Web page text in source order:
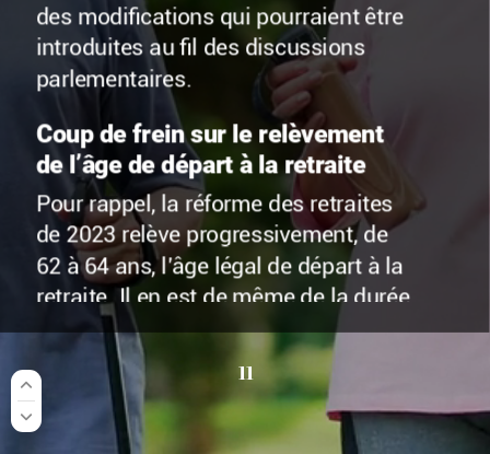
des modifications qui pourraient être
introduites au fil des discussions
parlementaires.
Coup de frein sur le relèvement
de l’âge de départ à la retraite
Pour rappel, la réforme des retraites
de 2023 relève progressivement, de
62 à 64 ans, l’âge légal de départ à la
retraite. Il en est de même de la durée
d’assurance requise pour obtenir une
pension de taux plein
celle-ci est progressivement relevée
168 à 172 trimestres 43 ans).
11